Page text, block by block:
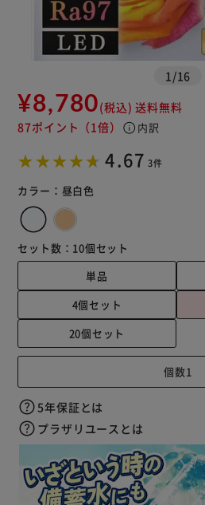
1 /16
¥8,780(税込) 送料無料
87ポイント （1倍） info 内訳
4.67 3件
カラー： 昼白色
セット数： 10個セット
単品
4個セット
20個セット
5年保証とは
プラザリユースとは
※ご確認ください
カートに入れる